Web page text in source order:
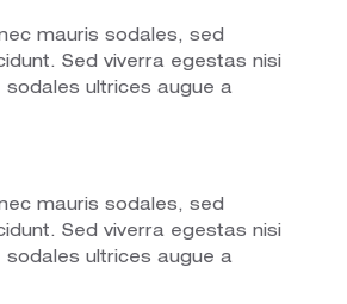
mauris sodales, sed
Sed viverra egestas nisi
sodales ultrices augue a
mauris sodales, sed
Sed viverra egestas nisi
sodales ultrices augue a